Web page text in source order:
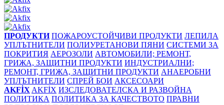
ПРОДУКТИ ПОЖАРОУСТОЙЧИВИ ПРОДУКТИ ЛЕПИЛА
УПЛЪТНИТЕЛИ ПОЛИУРЕТАНОВИ ПЯНИ СИСТЕМИ ЗА
ПОКРИТИЯ АЕРОЗОЛИ АВТОМОБИЛИ; РЕМОНТ,
ГРИЖА, ЗАЩИТНИ ПРОДУКТИ ИНДУСТРИАЛНИ;
РЕМОНТ, ГРИЖА, ЗАЩИТНИ ПРОДУКТИ АНАЕРОБНИ
УПЛЪТНИТЕЛИ СПРЕЙ БОИ АКСЕСОАРИ
AKFİX AKFİX ИЗСЛЕДОВАТЕЛСКА И РАЗВОЙНА
ПОЛИТИКА ПОЛИТИКА ЗА КАЧЕСТВОТО ПРАВНИ